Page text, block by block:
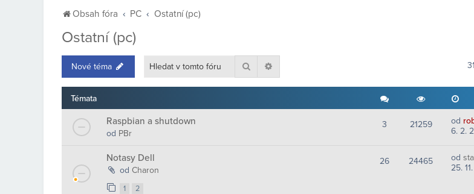
Obsah fóra PC Ostatní (pc)
Ostatní (pc)
Nové téma Hledat
Témata
Raspbian a shutdown
od PBr
3 21259 od
6. 2.
Notasy Dell
od Charon
1 2
26 24465 od
25.